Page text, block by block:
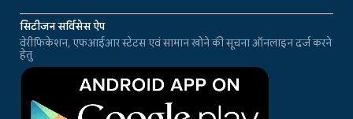
सिटीजन सर्विसेस ऐप
वेरीफिकेशन, एफआईआर स्टेटस एवं सामान खोने की सूचना ऑनलाइन दर्ज करने
हेतु